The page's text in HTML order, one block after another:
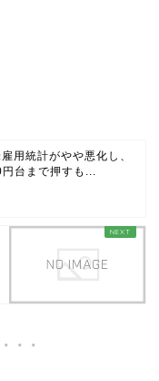
用統計がやや悪化し、
台まで押すも...